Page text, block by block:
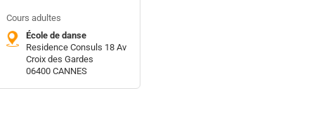
Cours adultes
École de danse
Residence Consuls 18 Av
Croix des Gardes
06400 CANNES